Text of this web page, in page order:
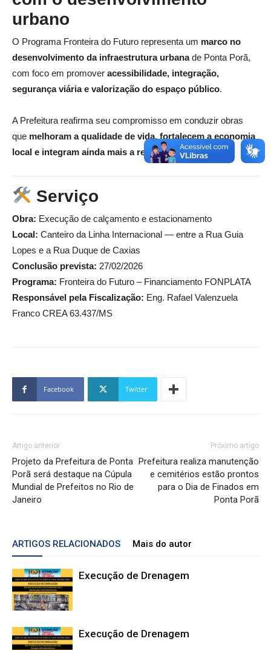
urbano
O Programa Fronteira do Futuro representa um marco no
desenvolvimento da infraestrutura urbanade Ponta Porã,
com foco em promover acessibilidade, integração,
segurança viária e valorização do espaço público.
A Prefeitura reafirma seu compromisso em conduzir obras
que melhoram a qualidade de vida, fortalecem a economia
local e integram ainda mais a região de fronteira.
Serviço
Obra: Execução de calçamento e estacionamento
Local: Canteiro da Linha Internacional — entre a Rua Guia
Lopes e a Rua Duque de Caxias
Conclusão prevista: 27/02/2026
Programa: Fronteira do Futuro – Financiamento FONPLATA
Responsável pela Fiscalização: Eng. Rafael Valenzuela
Franco CREA 63.437/MS
Facebook Twitter
Artigo anterior
Projeto da Prefeitura de Ponta
Porã será destaque na Cúpula
Mundial de Prefeitos no Rio de
Janeiro
Próximo artigo
Prefeitura realiza manutenção
e cemitérios estão prontos
para o Dia de Finados em
Ponta Porã
ARTIGOS RELACIONADOS Mais do autor
Execução de Drenagem
Execução de Drenagem